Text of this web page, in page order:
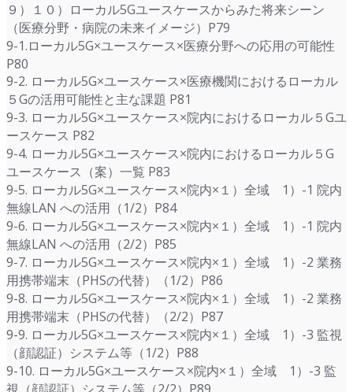
９）１０）ローカル5Gユースケースからみた将来シーン
（医療分野・病院の未来イメージ）P79
9-1.ローカル5G×ユースケース×医療分野への応用の可能性
P80
9-2. ローカル5G×ユースケース×医療機関におけるローカル
５Gの活用可能性と主な課題 P81
9-3. ローカル5G×ユースケース×院内におけるローカル５Gユ
ースケース P82
9-4. ローカル5G×ユースケース×院内におけるローカル５G
ユースケース（案）一覧 P83
9-5. ローカル5G×ユースケース×院内×１）全域 1）-1 院内
無線LAN への活用（1/2）P84
9-6. ローカル5G×ユースケース×院内×１）全域 1）-1 院内
無線LAN への活用（2/2）P85
9-7. ローカル5G×ユースケース×院内×１）全域 1）-2 業務
用携帯端末（PHSの代替）（1/2）P86
9-8. ローカル5G×ユースケース×院内×１）全域 1）-2 業務
用携帯端末（PHSの代替）（2/2）P87
9-9. ローカル5G×ユースケース×院内×１）全域 1）-3 監視
（顔認証）システム等（1/2）P88
9-10. ローカル5G×ユースケース×院内×１）全域 1）-3 監